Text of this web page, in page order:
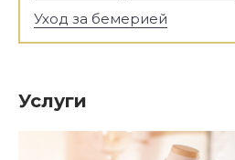
Уход за бемерией
Услуги